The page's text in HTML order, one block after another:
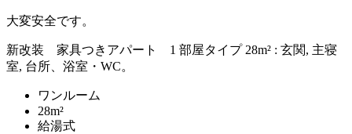
大変安全です。
新改装 家具つきアパート 1 部屋タイプ 28m² : 玄関, 主寝
室, 台所、浴室・WC。
ワンルーム
28m²
給湯式